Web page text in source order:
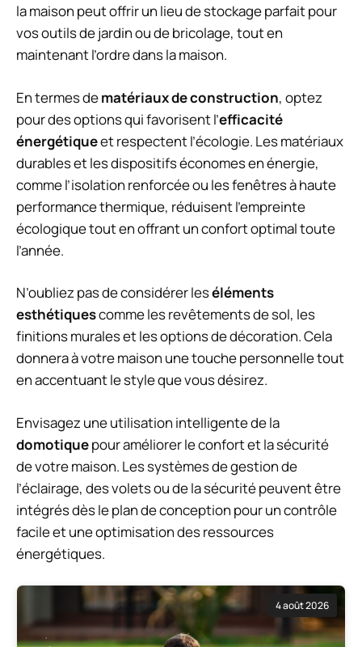
la maison peut offrir un lieu de stockage parfait pour
vos outils de jardin ou de bricolage, tout en
maintenant l’ordre dans la maison.
En termes dematériaux de construction, optez
pour des options qui favorisent l’efficacité
énergétiqueet respectent l’écologie. Les matériaux
durables et les dispositifs économes en énergie,
comme l’isolation renforcée ou les fenêtres à haute
performance thermique, réduisent l’empreinte
écologique tout en offrant un confort optimal toute
l’année.
N’oubliez pas de considérer leséléments
esthétiquescomme les revêtements de sol, les
finitions murales et les options de décoration. Cela
donnera à votre maison une touche personnelle tout
en accentuant le style que vous désirez.
Envisagez une utilisation intelligente de la
domotiquepour améliorer le confort et la sécurité
de votre maison. Les systèmes de gestion de
l’éclairage, des volets ou de la sécurité peuvent être
intégrés dès le plan de conception pour un contrôle
facile et une optimisation des ressources
énergétiques.
4 août 2026